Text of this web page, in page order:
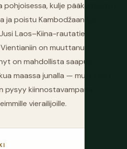
kulje pääkohteiden
ja poistu Kambodžaan tai
Laos–Kiina-rautatie
on muuttanut
on mahdollista saapua
maassa junalla — mutta joki-
kiinnostavampana
vierailijoille.